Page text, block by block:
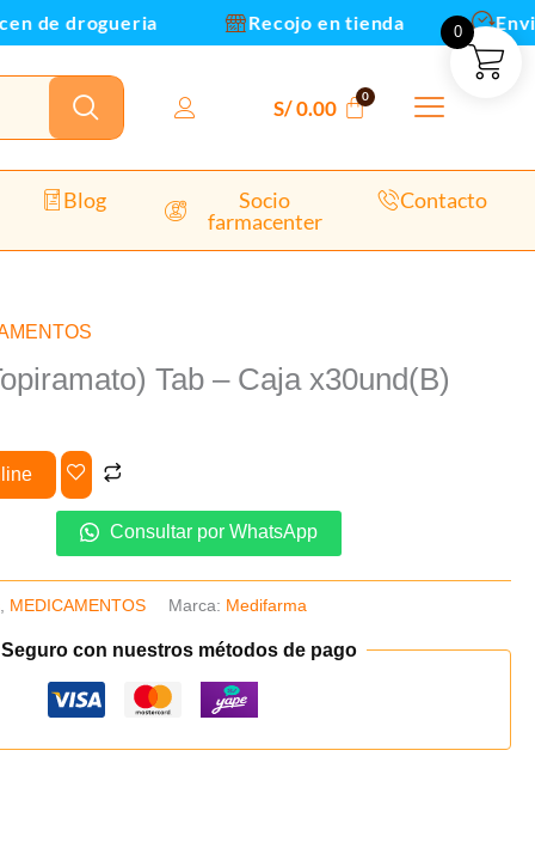
drogueria Recojo en tienda Envios
S/0.00
Blog
Socio
farmacenter
Contacto
Tab – Caja x30und(B)
Consultar por WhatsApp
MEDICAMENTOS Marca: Medifarma
Seguro con nuestros métodos de pago
0